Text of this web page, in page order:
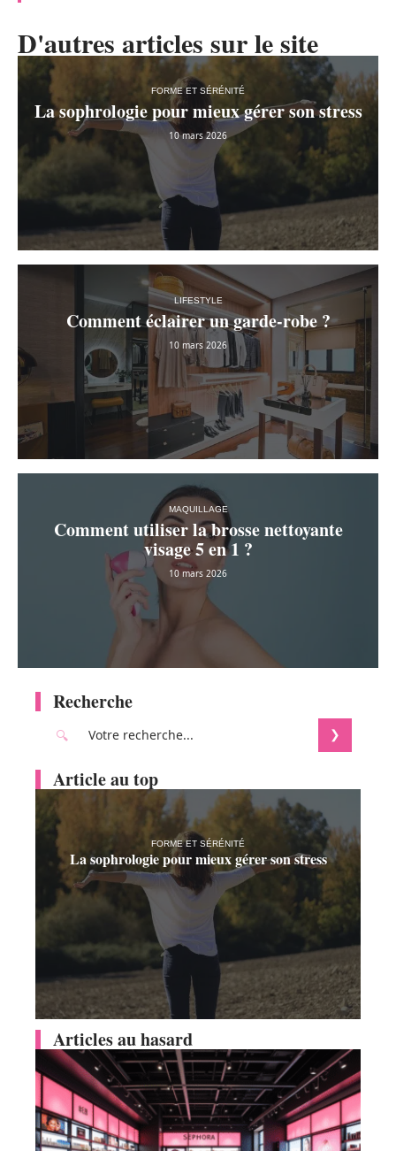
D'autres articles sur le site
FORME ET SÉRÉNITÉ
La sophrologie pour mieux gérer son stress
10 mars 2026
LIFESTYLE
Comment éclairer un garde-robe ?
10 mars 2026
MAQUILLAGE
Comment utiliser la brosse nettoyante
visage 5 en 1 ?
10 mars 2026
Recherche
Article au top
FORME ET SÉRÉNITÉ
La sophrologie pour mieux gérer son stress
Articles au hasard